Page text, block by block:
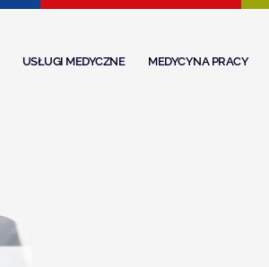
USŁUGI MEDYCZNE MEDYCYNA PRACY